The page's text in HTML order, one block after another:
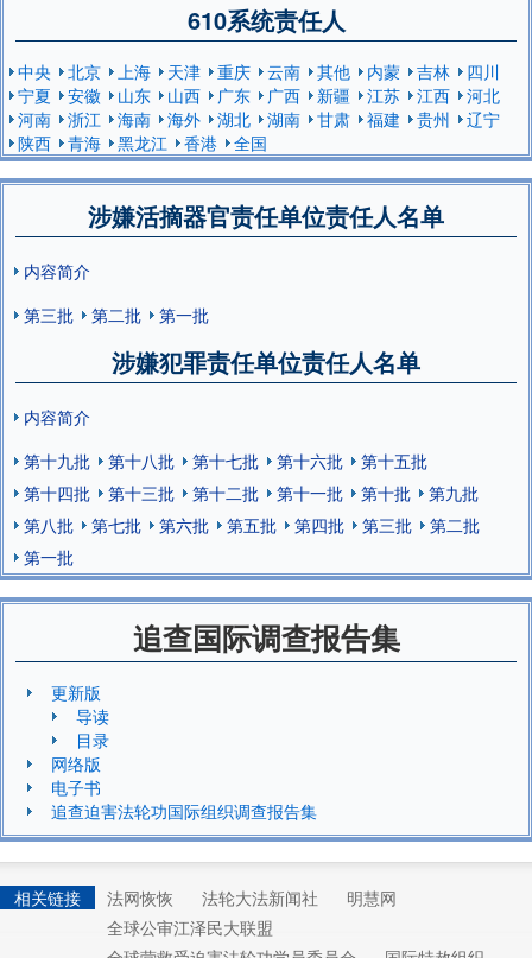
610系统责任人
中央 北京 上海 天津 重庆 云南 其他 内蒙 吉林
四川
宁夏
安徽 山东 山西 广东 广西 新疆 江苏 江西
河北
河南
浙江 海南 海外 湖北 湖南 甘肃 福建 贵州
辽宁
陕西
青海 黑龙江 香港 全国
涉嫌活摘器官责任单位责任人名单
内容简介
第三批
第二批 第一批
涉嫌犯罪责任单位责任人名单
内容简介
第十九批
第十八批 第十七批 第十六批
第十五批
第十四批
第十三批 第十二批 第十一批 第十批
第九批
第八批
第七批 第六批 第五批 第四批 第三批
第二批
第一批
追查国际调查报告集
更新版
导读
目录
网络版
电子书
追查迫害法轮功国际组织调查报告集
相关链接 法网恢恢 法轮大法新闻社
明慧网
全球公审江泽民大联盟